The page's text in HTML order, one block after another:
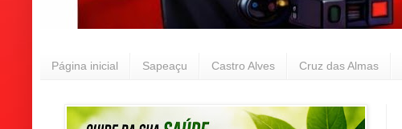
Página inicial Sapeaçu Castro Alves Cruz das Almas